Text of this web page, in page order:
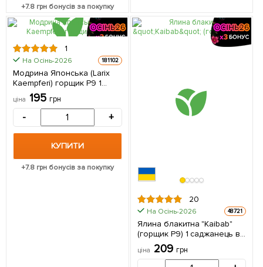
+7.8 грн бонусів за покупку
1
На Осінь-2026 181102
Модрина Японська (Larix
Кaempferi) горщик P9 1
саджанець в упаковці
ціна 195 грн
- +
КУПИТИ
+7.8 грн бонусів за покупку
20
На Осінь-2026 48721
Ялина блакитна "Kaibab"
(горщик P9) 1 саджанець в
упаковці
ціна 209 грн